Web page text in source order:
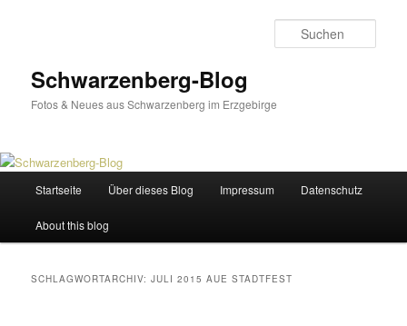
Schwarzenberg-Blog
Fotos & Neues aus Schwarzenberg im Erzgebirge
Startseite Über dieses Blog Impressum Datenschutz
About this blog
SCHLAGWORTARCHIV:JULI 2015 AUE STADTFEST